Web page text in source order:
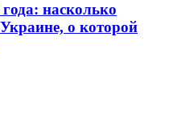
насколько
о которой